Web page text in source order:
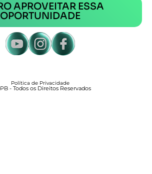
APROVEITAR ESSA
OPORTUNIDADE
Política de Privacidade
- Todos os Direitos Reservados